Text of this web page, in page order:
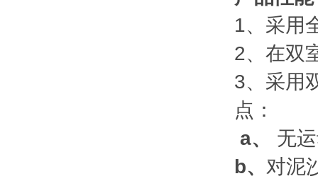
1、采用
2、在双
3、采用
点：
a、
无
b、 对泥